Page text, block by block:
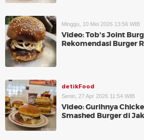
Minggu, 10 Mei 2026 13:56 WIB
Video: Tob's Joint
Rekomendasi Burger
detikFood
Senin, 27 Apr 2026 11:54 WIB
Video: Gurihnya
Smashed Burger di